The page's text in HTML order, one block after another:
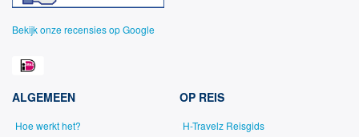
Bekijk onze recensies op Google
ALGEMEEN
Hoe werkt het?
OP REIS
H-Travelz Reisgids